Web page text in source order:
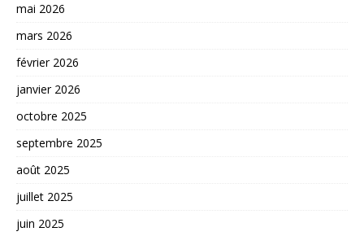
mai 2026
mars 2026
février 2026
janvier 2026
octobre 2025
septembre 2025
août 2025
juillet 2025
juin 2025